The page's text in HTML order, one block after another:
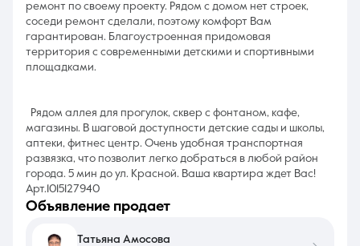
ремонт по своему проекту. Рядом с домом нет строек,
соседи ремонт сделали, поэтому комфорт Вам
гарантирован. Благоустроенная придомовая
территория с современными детскими и спортивными
площадками.
Рядом аллея для прогулок, сквер с фонтаном, кафе,
магазины. В шаговой доступности детские сады и школы,
аптеки, фитнес центр. Очень удобная транспортная
развязка, что позволит легко добраться в любой район
города. 5 мин до ул. Красной. Ваша квартира ждет Вас!
Арт.1015127940
объявление продает
Татьяна Амосова